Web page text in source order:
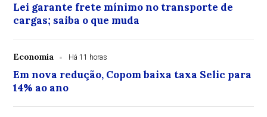
Lei garante frete mínimo no transporte de
cargas; saiba o que muda
Economia Há 11 horas
Em nova redução, Copom baixa taxa Selic para
14% ao ano